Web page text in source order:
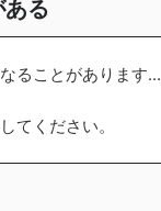
る
ることがあります...
てください。